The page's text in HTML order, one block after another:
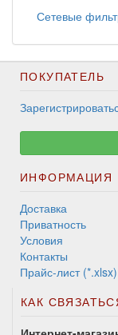
Сетевые
ПОКУПАТЕЛЬ
ИНФОРМАЦИЯ
Доставка
Приватность
Условия
Контакты
Прайс-лист (*.xlsx)
КАК